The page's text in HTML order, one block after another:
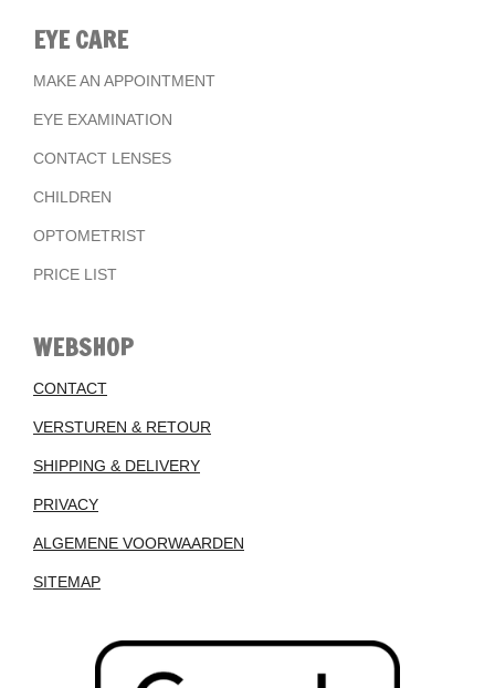
EYE CARE
MAKE AN APPOINTMENT
EYE EXAMINATION
CONTACT LENSES
CHILDREN
OPTOMETRIST
PRICE LIST
WEBSHOP
CONTACT
VERSTUREN & RETOUR
SHIPPING & DELIVERY
PRIVACY
ALGEMENE VOORWAARDEN
SITEMAP